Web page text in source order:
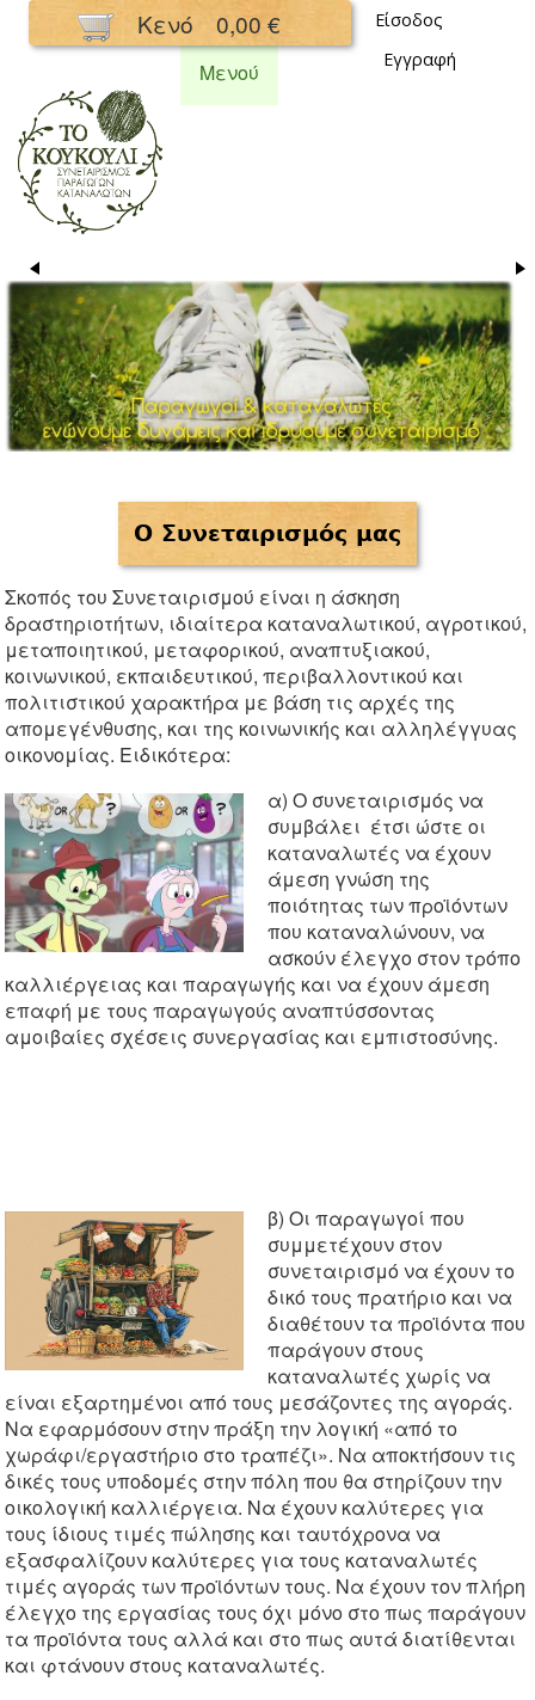
Παράκαμψη
προς το
κυρίως
Κενό 0,00 €
Είσοδος
Εγγραφή
Συνεταιρισμός
Μενού
Ο Συνεταιρισμός μας
Σκοπός του Συνεταιρισμού είναι η άσκηση
δραστηριοτήτων, ιδιαίτερα καταναλωτικού, αγροτικού,
μεταποιητικού, μεταφορικού, αναπτυξιακού,
κοινωνικού, εκπαιδευτικού, περιβαλλοντικού και
πολιτιστικού χαρακτήρα με βάση τις αρχές της
απομεγένθυσης, και της κοινωνικής και αλληλέγγυας
οικονομίας. Ειδικότερα:
α) Ο συνεταιρισμός να
συμβάλει έτσι ώστε οι
καταναλωτές να έχουν
άμεση γνώση της
ποιότητας των προϊόντων
που καταναλώνουν, να
ασκούν έλεγχο στον τρόπο
καλλιέργειας και παραγωγής και να έχουν άμεση
επαφή με τους παραγωγούς αναπτύσσοντας
αμοιβαίες σχέσεις συνεργασίας και εμπιστοσύνης.
β) Οι παραγωγοί που
συμμετέχουν στον
συνεταιρισμό να έχουν το
δικό τους πρατήριο και να
διαθέτουν τα προϊόντα που
παράγουν στους
καταναλωτές χωρίς να
είναι εξαρτημένοι από τους μεσάζοντες της αγοράς.
Να εφαρμόσουν στην πράξη την λογική «από το
χωράφι/εργαστήριο στο τραπέζι». Να αποκτήσουν τις
δικές τους υποδομές στην πόλη που θα στηρίζουν την
οικολογική καλλιέργεια. Να έχουν καλύτερες για
τους ίδιους τιμές πώλησης και ταυτόχρονα να
εξασφαλίζουν καλύτερες για τους καταναλωτές
τιμές αγοράς των προϊόντων τους. Να έχουν τον πλήρη
έλεγχο της εργασίας τους όχι μόνο στο πως παράγουν
τα προϊόντα τους αλλά και στο πως αυτά διατίθενται
και φτάνουν στους καταναλωτές.